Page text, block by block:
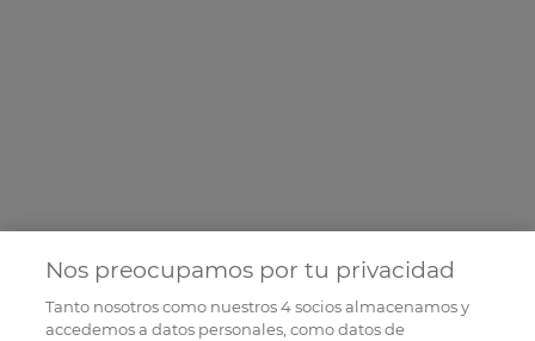
Nos preocupamos por tu privacidad
Tanto nosotros como nuestros4socios almacenamos y
accedemos a datos personales, como datos de